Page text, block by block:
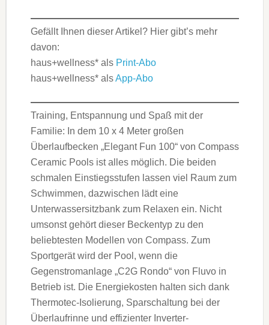
Gefällt Ihnen dieser Artikel? Hier gibt’s mehr
davon:
haus+wellness* als Print-Abo
haus+wellness* alsApp-Abo
Training, Entspannung und Spaß mit der
Familie: In dem 10 x 4 Meter großen
Überlaufbecken „Elegant Fun 100“ von Compass
Ceramic Pools ist alles möglich. Die beiden
schmalen Einstiegsstufen lassen viel Raum zum
Schwimmen, dazwischen lädt eine
Unterwassersitzbank zum Relaxen ein. Nicht
umsonst gehört dieser Beckentyp zu den
beliebtesten Modellen von Compass. Zum
Sportgerät wird der Pool, wenn die
Gegenstromanlage „C2G Rondo“ von Fluvo in
Betrieb ist. Die Energiekosten halten sich dank
Thermotec-Isolierung, Sparschaltung bei der
Überlaufrinne und effizienter Inverter-